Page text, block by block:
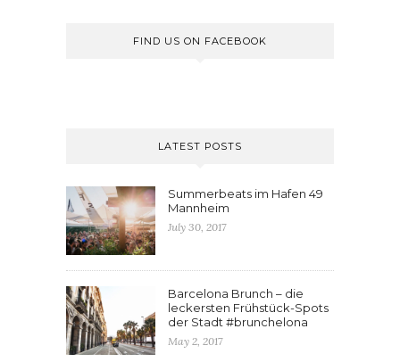
FIND US ON FACEBOOK
LATEST POSTS
Summerbeats im Hafen 49
Mannheim
July 30, 2017
Barcelona Brunch – die
leckersten Frühstück-Spots
der Stadt #brunchelona
May 2, 2017